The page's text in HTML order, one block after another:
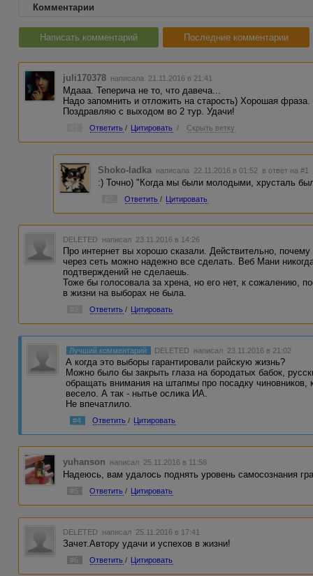
Комментарии
Написать комментарий Последние комментарии
juli170378 написала 21.11.2016 в 21:41
Мдааа. Теперича не то, что давеча...
Надо запомнить и отложить на старость) Хорошая фраза.
Поздравляю с выходом во 2 тур. Удачи!
Ответить / Цитировать / Скрыть ветку
Shoko-ladka написала 22.11.2016 в 01:52 в ответ на #1
:) Точно) "Когда мы были молодыми, хрусталь
Ответить / Цитировать
DELETED написал 23.11.2016 в 14:26
Про интернет вы хорошо сказали. Действительно,
через сеть можно надежно все сделать. Веб Мани
подтверждений не сделаешь.
Тоже бы голосовала за хрена, но его нет, к сожалению,
в жизни на выборах не была.
Ответить / Цитировать
Лучший комментарий DELETED написал 23.11.2016 в 21:02
А когда это выборы гарантировали райскую жизнь?
Можно было бы закрыть глаза на бородатых бабок,
обращать внимания на штапмы про посадку
весело. А так - нытье ослика ИА.
Не впечатлило.
#4 Ответить / Цитировать
yuhanson написал 25.11.2016 в 11:58
Надеюсь, вам удалось поднять уровень самосознания
#5 Ответить / Цитировать
DELETED написал 25.11.2016 в 17:41
Зачет.Автору удачи и успехов в жизни!
#6 Ответить / Цитировать